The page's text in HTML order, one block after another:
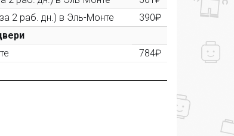
дополнительную скидку
2 раб. дн.) в Эль-Монте
390₽
784₽